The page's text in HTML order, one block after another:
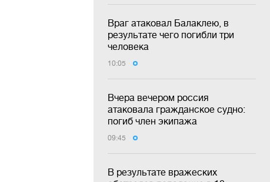
Враг атаковал Балаклею, в
результате чего погибли три
человека
10:05
Вчера вечером россия
атаковала гражданское судно:
погиб член экипажа
09:45
В результате вражеских